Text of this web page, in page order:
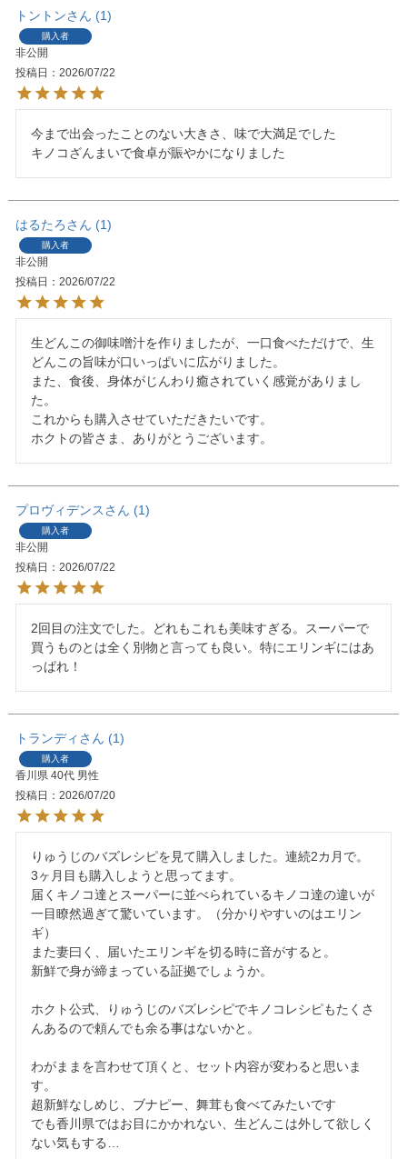
トントン 1
購入者
非公開
投稿日
2026/07/22
今まで出会ったことのない大きさ、味で大満足でした
はるたろ 1
購入者
非公開
投稿日
2026/07/22
生どんこの御味噌汁を作りましたが、一口食べただけで、生
どんこの旨味が口いっぱいに広がりました。
また、食後、身体がじんわり癒されていく感覚がありまし
た。
これからも購入させていただきたいです。
ホクトの皆さま、ありがとうございます。
プロヴィデンス 1
購入者
非公開
投稿日
2026/07/22
2回目の注文でした。どれもこれも美味すぎる。スーパーで
買うものとは全く別物と言っても良い。特にエリンギにはあ
っぱれ！
トランディ 1
購入者
香川県 40代 男性
投稿日
2026/07/20
りゅうじのバズレシピを見て購入しました。連続2カ月で。
3ヶ月目も購入しようと思ってます。
届くキノコ達とスーパーに並べられているキノコ達の違いが
一目瞭然過ぎて驚いています。（分かりやすいのはエリン
ギ）
また妻曰く、届いたエリンギを切る時に音がすると。
新鮮で身が締まっている証拠でしょうか。
ホクト公式、りゅうじのバズレシピでキノコレシピもたくさ
んあるので頼んでも余る事はないかと。
わがままを言わせて頂くと、セット内容が変わると思いま
す。
超新鮮なしめじ、ブナピー、舞茸も食べてみたいです
でも香川県ではお目にかかれない、生どんこは外して欲しく